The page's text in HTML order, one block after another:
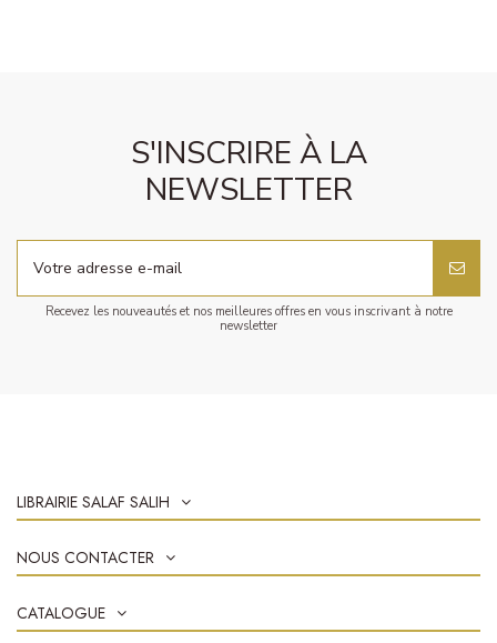
S'INSCRIRE À LA
NEWSLETTER
Recevez les nouveautés et nos meilleures offres en vous inscrivant à notre
newsletter
LIBRAIRIE SALAF SALIH
NOUS CONTACTER
CATALOGUE